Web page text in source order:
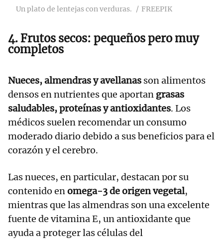
Un plato de lentejas con verduras. FREEPIK
4. Frutos secos: pequeños pero muy
completos
Nueces, almendras y avellanas son alimentos
densos en nutrientes que aportan grasas
saludables, proteínas y antioxidantes. Los
médicos suelen recomendar un consumo
moderado diario debido a sus beneficios para el
corazón y el cerebro.
Las nueces, en particular, destacan por su
contenido enomega-3 de origen vegetal,
mientras que las almendras son una excelente
fuente de vitamina E, un antioxidante que
ayuda a proteger las células del